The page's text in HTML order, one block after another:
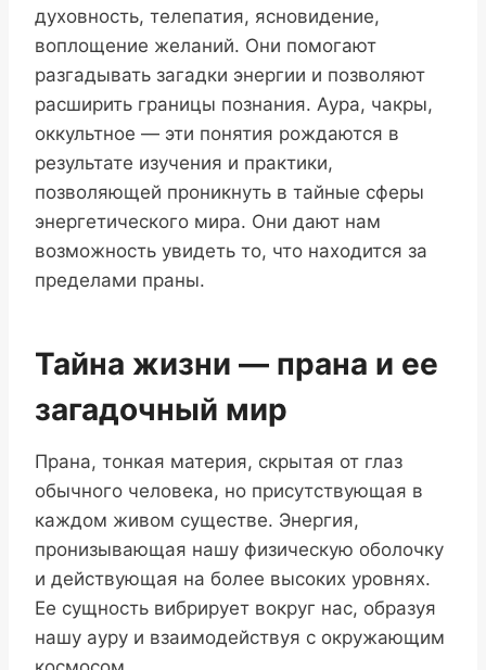
духовность, телепатия, ясновидение,
воплощение желаний. Они помогают
разгадывать загадки энергии и позволяют
расширить границы познания. Аура, чакры,
оккультное — эти понятия рождаются в
результате изучения и практики,
позволяющей проникнуть в тайные сферы
энергетического мира. Они дают нам
возможность увидеть то, что находится за
пределами праны.
Тайна жизни — прана и ее
загадочный мир
Прана, тонкая материя, скрытая от глаз
обычного человека, но присутствующая в
каждом живом существе. Энергия,
пронизывающая нашу физическую оболочку
и действующая на более высоких уровнях.
Ее сущность вибрирует вокруг нас, образуя
нашу ауру и взаимодействуя с окружающим